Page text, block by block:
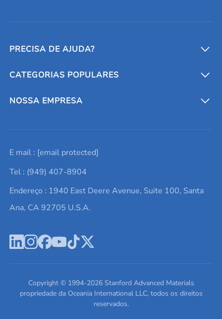
PRECISA DE AJUDA?
Conversores e calculadoras
Entre em contato conosco
Lista de consultas
Termos e Condições
Política de Privacidade
CATEGORIAS POPULARES
Metais refratários
Elementos de terras raras
Alvos de pulverização catódica
Ácido hialurônico
NOSSA EMPRESA
Promoções atuais
Notícias e blogs
Estudos de caso
Escreva para nós
E mail : [email protected]
Tel : (949) 407-8904
Endereço : 1940 East Deere Avenue, Suite 100, Santa
Ana, CA 92705 U.S.A.
Copyright © 1994-2026Stanford Advanced Materials
propriedade da Oceania International LLC, todos os direitos
reservados.